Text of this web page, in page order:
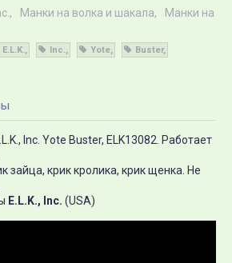
Манки на волка и шакала
Манки на
E.L.K. Inc. Yote
Buster
Inc. Yote Buster, ELK13082. Работает
зайца, крик кролика, крик щенка. Не
E.L.K., Inc. (USA)